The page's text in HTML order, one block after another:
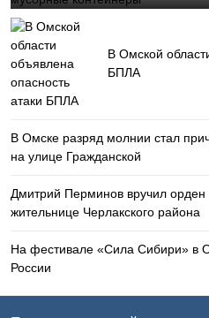
В Омской
БПЛА
В Омске разряд молнии стал
на улице Гражданской
Дмитрий Перминов вручил
жительнице Черлакского района
На фестивале «Сила Сибири» в
России